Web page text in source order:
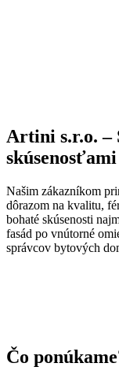
Artini s.r.o. –
Našim zákazníkom
dôrazom na kvalitu,
bohaté skúsenosti
fasád po vnútorné
správcov bytových
Čo